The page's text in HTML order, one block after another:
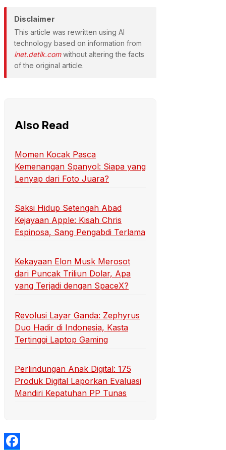
Disclaimer
This article was rewritten using AI
technology based on information from
inet.detik.comwithout altering the facts
of the original article.
Also Read
Momen Kocak Pasca
Kemenangan Spanyol: Siapa yang
Lenyap dari Foto Juara?
Saksi Hidup Setengah Abad
Kejayaan Apple: Kisah Chris
Espinosa, Sang Pengabdi Terlama
Kekayaan Elon Musk Merosot
dari Puncak Triliun Dolar, Apa
yang Terjadi dengan SpaceX?
Revolusi Layar Ganda: Zephyrus
Duo Hadir di Indonesia, Kasta
Tertinggi Laptop Gaming
Perlindungan Anak Digital: 175
Produk Digital Laporkan Evaluasi
Mandiri Kepatuhan PP Tunas